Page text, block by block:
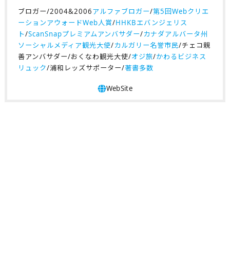
ブロガー/2004&2006アルファブロガー/第5回Webクリエ
ーションアウォードWeb人賞/HHKBエバンジェリス
ト/ScanSnapプレミアムアンバサダー/カナダアルバータ州
ソーシャルメディア観光大使/カルガリー名誉市民/チェコ親
善アンバサダー/おくなわ観光大使/オジ旅/かわるビジネス
リュック/浦和レッズサポーター/著書多数